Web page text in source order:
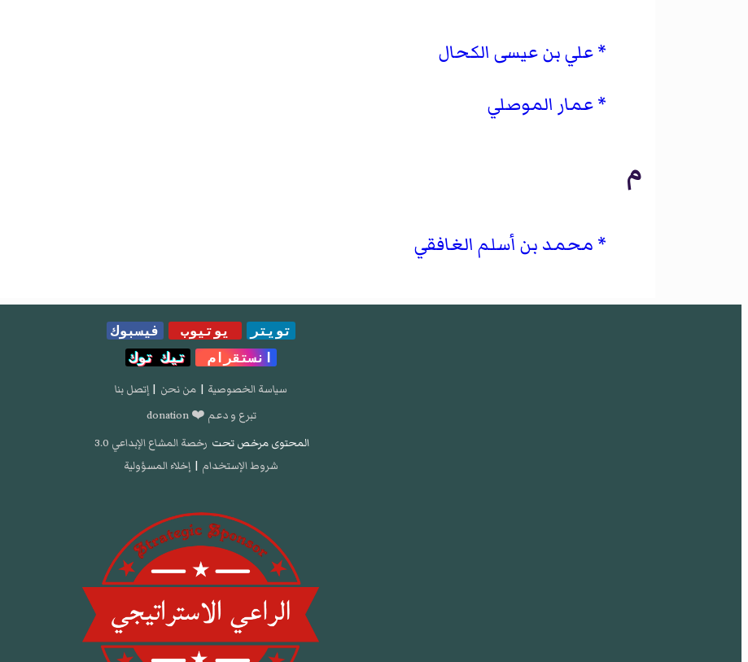
علي بن عيسى الكحال
عمار الموصلي
م
محمد بن أسلم الغافقي
تويتر يوتيوب
فيسبوك
انستقرام
تيك توك
سياسة الخصوصية | من نحن | إتصل بنا
تبرع و دعم ❤️ donation
المحتوى مرخص تحت رخصة المشاع الإبداعي 3.0
شروط الإستخدام | إخلاء المسؤولية